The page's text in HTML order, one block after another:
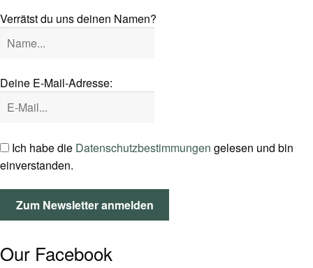
Das Magazin
Stand Up Magazin TV
SPOT FINDER
Verrätst du uns deinen Namen?
Deine E-Mail-Adresse:
Ich habe die Datenschutzbestimmungen gelesen und bin
einverstanden.
Our Facebook